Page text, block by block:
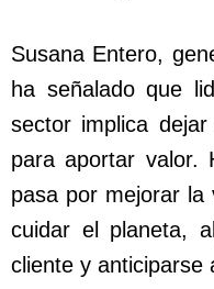
Susana Entero,
ha señalado que
sector implica
para aportar valor.
pasa por mejorar la
cuidar el planeta,
cliente y anticiparse